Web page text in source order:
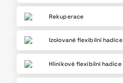
Rekuperace
Izolované flexibilní hadice
Hliníkové flexibilní hadice